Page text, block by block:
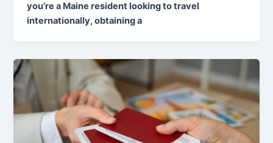
you’re a Maine resident looking to travel
internationally, obtaining a